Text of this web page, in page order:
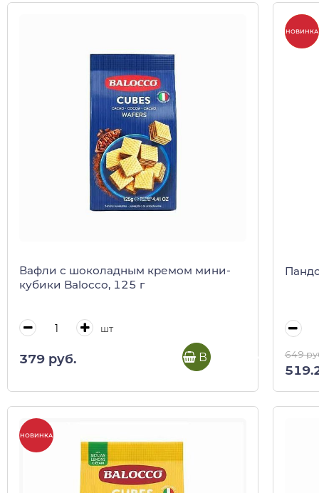
Вафли с шоколадным кремом мини-
кубики Balocco, 125 г
шт
379 руб. В корзину
-20%
НОВИНКА
649
НОВИНКА